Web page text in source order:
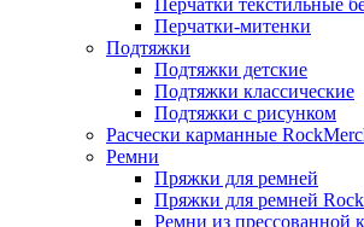
Перчатки текстильные
Перчатки-митенки
Подтяжки
Подтяжки детские
Подтяжки классические
Подтяжки с рисунком
Расчески карманные
Ремни
Пряжки для ремней
Пряжки для ремней
Ремни из прессованной